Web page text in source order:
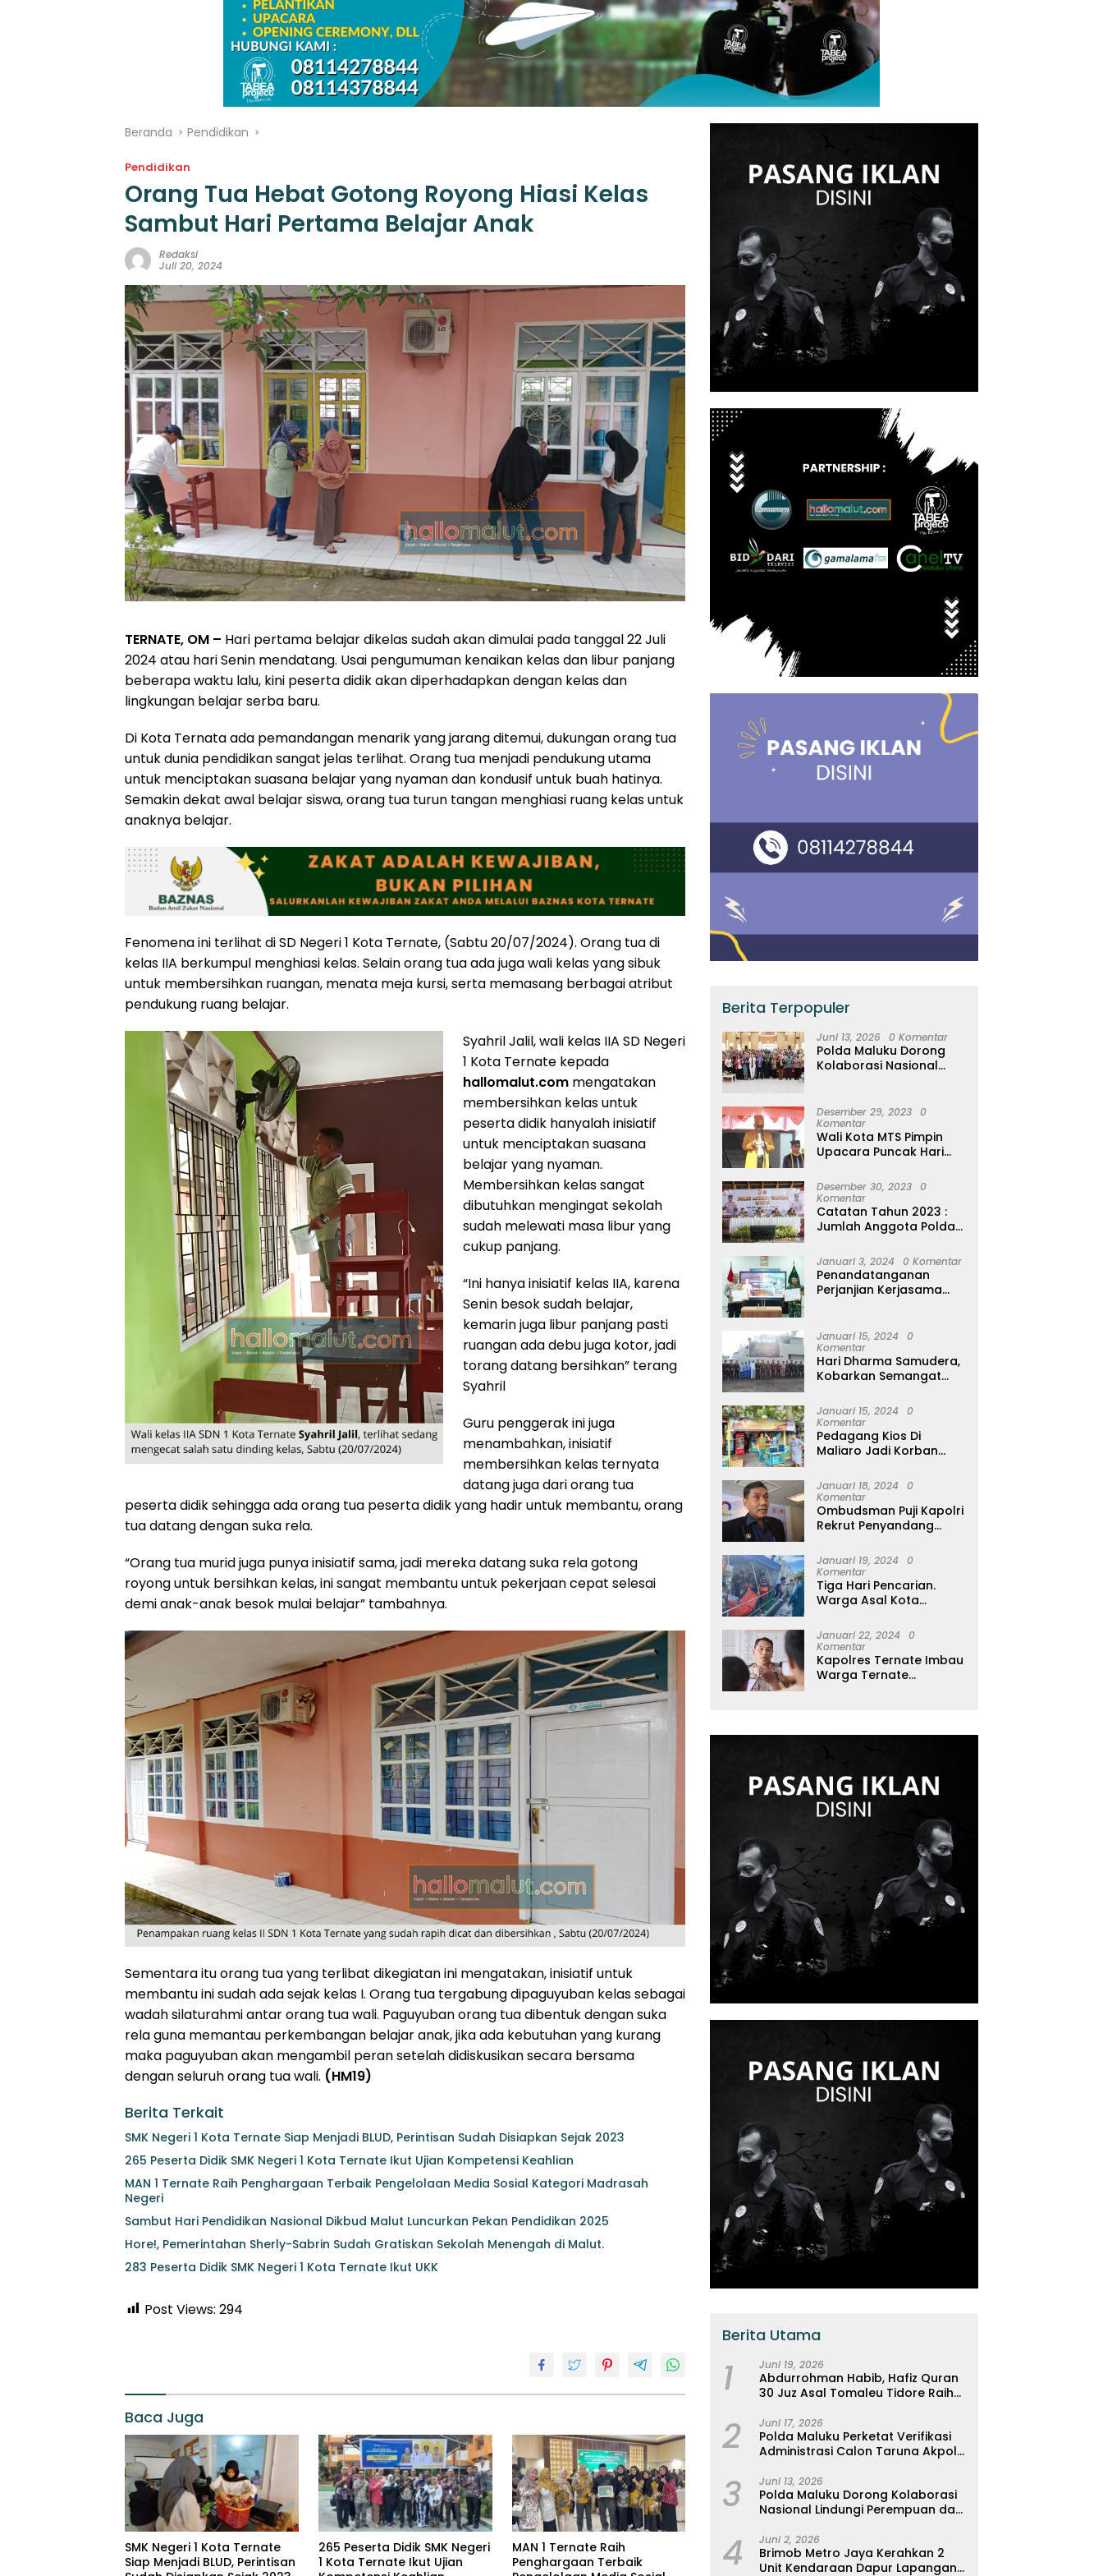
Beranda Pendidikan
Pendidikan
Orang Tua Hebat Gotong Royong Hiasi Kelas
Sambut Hari Pertama Belajar Anak
Redaksi
Juli 20, 2024
TERNATE, OM – Hari pertama belajar dikelas sudah akan dimulai pada tanggal 22 Juli
2024 atau hari Senin mendatang. Usai pengumuman kenaikan kelas dan libur panjang
beberapa waktu lalu, kini peserta didik akan diperhadapkan dengan kelas dan
lingkungan belajar serba baru.
Di Kota Ternata ada pemandangan menarik yang jarang ditemui, dukungan orang tua
untuk dunia pendidikan sangat jelas terlihat. Orang tua menjadi pendukung utama
untuk menciptakan suasana belajar yang nyaman dan kondusif untuk buah hatinya.
Semakin dekat awal belajar siswa, orang tua turun tangan menghiasi ruang kelas untuk
anaknya belajar.
Fenomena ini terlihat di SD Negeri 1 Kota Ternate, (Sabtu 20/07/2024). Orang tua di
kelas IIA berkumpul menghiasi kelas. Selain orang tua ada juga wali kelas yang sibuk
untuk membersihkan ruangan, menata meja kursi, serta memasang berbagai atribut
pendukung ruang belajar.
Syahril Jalil, wali kelas IIA SD Negeri
1 Kota Ternate kepada
hallomalut.com mengatakan
membersihkan kelas untuk
peserta didik hanyalah inisiatif
untuk menciptakan suasana
belajar yang nyaman.
Membersihkan kelas sangat
dibutuhkan mengingat sekolah
sudah melewati masa libur yang
cukup panjang.
“Ini hanya inisiatif kelas IIA, karena
Senin besok sudah belajar,
kemarin juga libur panjang pasti
ruangan ada debu juga kotor, jadi
torang datang bersihkan” terang
Syahril
Guru penggerak ini juga
menambahkan, inisiatif
membersihkan kelas ternyata
datang juga dari orang tua
peserta didik sehingga ada orang tua peserta didik yang hadir untuk membantu, orang
tua datang dengan suka rela.
“Orang tua murid juga punya inisiatif sama, jadi mereka datang suka rela gotong
royong untuk bersihkan kelas, ini sangat membantu untuk pekerjaan cepat selesai
demi anak-anak besok mulai belajar” tambahnya.
Sementara itu orang tua yang terlibat dikegiatan ini mengatakan, inisiatif untuk
membantu ini sudah ada sejak kelas I. Orang tua tergabung dipaguyuban kelas sebagai
wadah silaturahmi antar orang tua wali. Paguyuban orang tua dibentuk dengan suka
rela guna memantau perkembangan belajar anak, jika ada kebutuhan yang kurang
maka paguyuban akan mengambil peran setelah didiskusikan secara bersama
dengan seluruh orang tua wali. (HM19)
Berita Terkait
SMK Negeri 1 Kota Ternate Siap Menjadi BLUD, Perintisan Sudah Disiapkan Sejak 2023
265 Peserta Didik SMK Negeri 1 Kota Ternate Ikut Ujian Kompetensi Keahlian
MAN 1 Ternate Raih Penghargaan Terbaik Pengelolaan Media Sosial Kategori Madrasah
Negeri
Sambut Hari Pendidikan Nasional Dikbud Malut Luncurkan Pekan Pendidikan 2025
Hore!, Pemerintahan Sherly-Sabrin Sudah Gratiskan Sekolah Menengah di Malut.
283 Peserta Didik SMK Negeri 1 Kota Ternate Ikut UKK
Post Views: 294
Baca Juga
SMK Negeri 1 Kota Ternate
Siap Menjadi BLUD, Perintisan
265 Peserta Didik SMK Negeri
1 Kota Ternate Ikut Ujian
MAN 1 Ternate Raih
Penghargaan Terbaik
Berita Terpopuler
Juni 13, 2026 0 Komentar
Polda Maluku Dorong
Kolaborasi Nasional
Perempuan Seribu Pulau
Desember 29, 2023
0
Komentar
Wali Kota MTS Pimpin
Upacara Puncak Hari
Ajak Masyarakat Hidup
Bersih
Desember 30, 2023
0
Komentar
Catatan Tahun 2023 :
Jumlah Anggota Polda
Orang Dipecat
Januari 3, 2024 0 Komentar
Penandatanganan
Perjanjian Kerjasama
Januari 15, 2024
0
Komentar
Hari Dharma Samudera,
Kobarkan Semangat
Jalasena Yang
Tangguh, Profesional
dan Modern
Januari 15, 2024
0
Komentar
Pedagang Kios Di
Maliaro Jadi Korban
Januari 18, 2024
0
Komentar
Ombudsman Puji Kapolri
Rekrut Penyandang
Luar Biasa!
Januari 19, 2024
0
Komentar
Tiga Hari Pencarian.
Warga Asal Kota
MD di Perairan Tidore
Januari 22, 2024
0
Komentar
Kapolres Ternate Imbau
Warga Ternate
Berita Utama
1 Juni 19, 2026
Abdurrohman Habib, Hafiz Quran
30 Juz Asal Tomaleu Tidore Raih
Universitas Al-Azhar, Kairo Mesir
2 Juni 17, 2026
Polda Maluku Perketat Verifikasi
Administrasi Calon Taruna Akpol
Berbasis Merit
3 Juni 13, 2026
Polda Maluku Dorong Kolaborasi
Nasional Lindungi Perempuan dan
Seribu Pulau
4 Juni 2, 2026
Brimob Metro Jaya Kerahkan 2
Unit Kendaraan Dapur Lapangan